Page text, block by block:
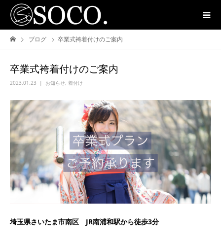
ブログ 卒業式袴着付けのご案内
卒業式袴着付けのご案内
2023.01.23 お知らせ, 着付け
埼玉県さいたま市南区 JR南浦和駅から徒歩3分